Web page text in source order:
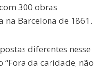
300 obras
Barcelona de 1861.
diferentes nesse
“Fora da caridade, não